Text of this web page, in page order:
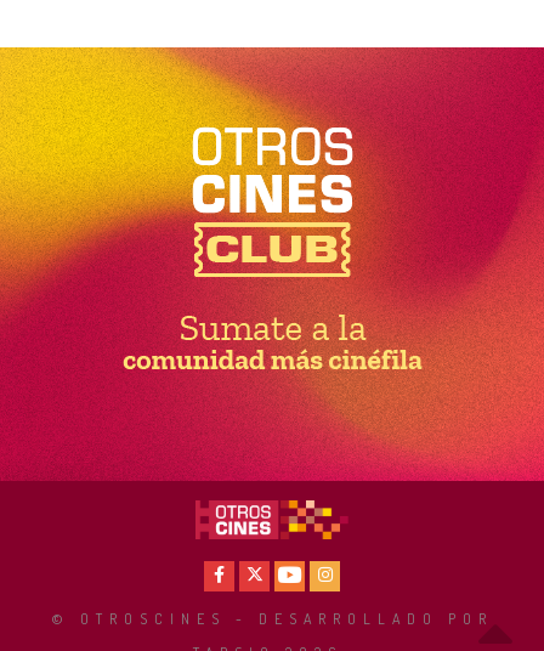
Facebook
X YoutubeInstagram
© OTROSCINES - DESARROLLADO POR